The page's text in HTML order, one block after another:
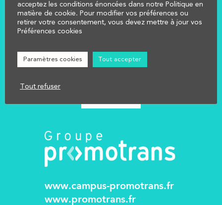
COMPRENDRE
CALCULER
NOUS CONTACTER
Réglementation
www.campus-promotrans.fr
www.promotrans.fr
acceptez les conditions énoncées dans notre Politique en
matière de cookie. Pour modifier vos préférences ou
retirer votre consentement, vous devez mettre à jour vos
Préférences cookies
Paramètres cookies Tout accepter
Tout refuser